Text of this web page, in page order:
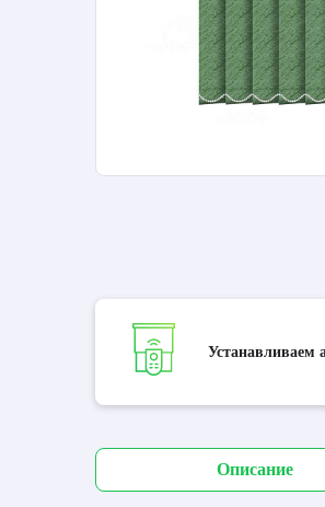
Устанавливаем
Описание